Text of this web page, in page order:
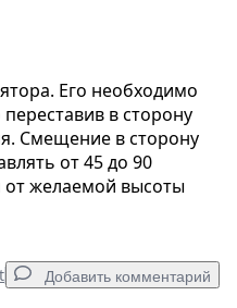
Его необходимо
в сторону
Смещение в сторону
от 45 до 90
от желаемой высоты
Добавить комментарий